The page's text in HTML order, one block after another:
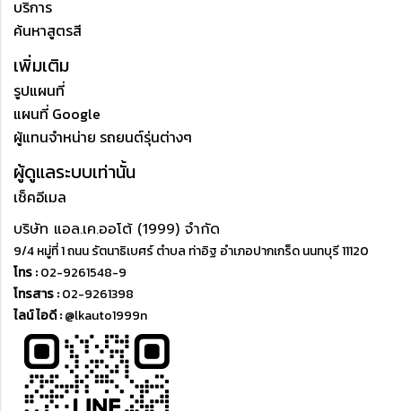
บริการ
ค้นหาสูตรสี
เพิ่มเติม
รูปแผนที่
แผนที่ Google
ผู้แทนจำหน่าย รถยนต์รุ่นต่างๆ
ผู้ดูแลระบบเท่านั้น
เช็คอีเมล
บริษัท แอล.เค.ออโต้ (1999) จำกัด
9/4 หมู่ที่ 1 ถนน รัตนาธิเบศร์ ตำบล ท่าอิฐ อำเภอปากเกร็ด นนทบุรี 11120
โทร :02-9261548-9
โทรสาร :02-9261398
ไลน์ ไอดี :@lkauto1999n